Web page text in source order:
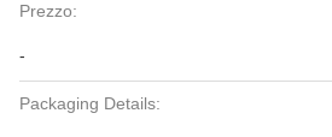
Prezzo:
-
Packaging Details: